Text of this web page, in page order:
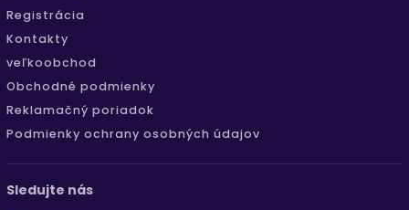
Registrácia
Kontakty
veľkoobchod
Obchodné podmienky
Reklamačný poriadok
Podmienky ochrany osobných údajov
Sledujte nás